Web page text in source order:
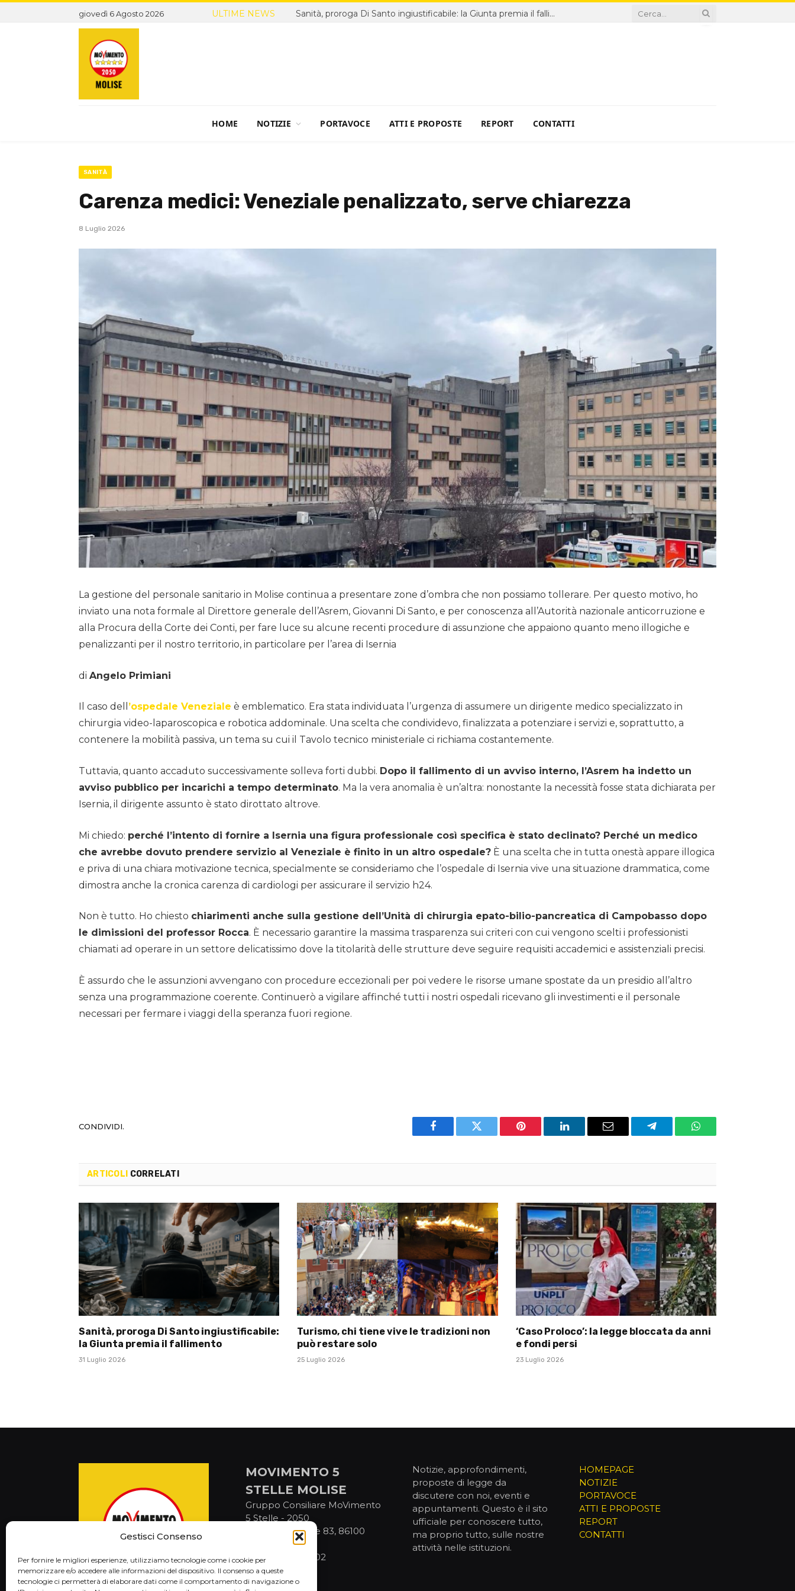
Gestisci Consenso
Per fornire le migliori esperienze, utilizziamo tecnologie come i cookie per
memorizzare e/o accedere alle informazioni del dispositivo. Il consenso a queste
tecnologie ci permetterà di elaborare dati come il comportamento di navigazione o
giovedì 6 Agosto 2026 ULTIME NEWS Sanità, proroga Di Santo ingiustificabile: la Giunta premia il fallimento
HOME NOTIZIE PORTAVOCE ATTI E PROPOSTE REPORT CONTATTI
SANITÀ
Carenza medici: Veneziale penalizzato, serve chiarezza
8 Luglio 2026
La gestione del personale sanitario in Molise continua a presentare zone d’ombra che non possiamo tollerare. Per questo motivo, ho
inviato una nota formale al Direttore generale dell’Asrem, Giovanni Di Santo, e per conoscenza all’Autorità nazionale anticorruzione e
alla Procura della Corte dei Conti, per fare luce su alcune recenti procedure di assunzione che appaiono quanto meno illogiche e
penalizzanti per il nostro territorio, in particolare per l’area di Isernia
di Angelo Primiani
Il caso dell ’ospedale Veneziale è emblematico. Era stata individuata l’urgenza di assumere un dirigente medico specializzato in
chirurgia video-laparoscopica e robotica addominale. Una scelta che condividevo, finalizzata a potenziare i servizi e, soprattutto, a
contenere la mobilità passiva, un tema su cui il Tavolo tecnico ministeriale ci richiama costantemente.
Tuttavia, quanto accaduto successivamente solleva forti dubbi. Dopo il fallimento di un avviso interno, l’Asrem ha indetto un
avviso pubblico per incarichi a tempo determinato. Ma la vera anomalia è un’altra: nonostante la necessità fosse stata dichiarata per
Isernia, il dirigente assunto è stato dirottato altrove.
Mi chiedo: perché l’intento di fornire a Isernia una figura professionale così specifica è stato declinato? Perché un medico
che avrebbe dovuto prendere servizio al Veneziale è finito in un altro ospedale? È una scelta che in tutta onestà appare illogica
e priva di una chiara motivazione tecnica, specialmente se consideriamo che l’ospedale di Isernia vive una situazione drammatica, come
dimostra anche la cronica carenza di cardiologi per assicurare il servizio h24.
Non è tutto. Ho chiesto chiarimenti anche sulla gestione dell’Unità di chirurgia epato-bilio-pancreatica di Campobasso dopo
le dimissioni del professor Rocca. È necessario garantire la massima trasparenza sui criteri con cui vengono scelti i professionisti
chiamati ad operare in un settore delicatissimo dove la titolarità delle strutture deve seguire requisiti accademici e assistenziali precisi.
È assurdo che le assunzioni avvengano con procedure eccezionali per poi vedere le risorse umane spostate da un presidio all’altro
senza una programmazione coerente. Continuerò a vigilare affinché tutti i nostri ospedali ricevano gli investimenti e il personale
necessari per fermare i viaggi della speranza fuori regione.
CONDIVIDI.
Facebook Twitter Pinterest LinkedIn Email Telegram WhatsApp
ARTICOLI CORRELATI
Sanità, proroga Di Santo ingiustificabile:
la Giunta premia il fallimento
31 Luglio 2026
Turismo, chi tiene vive le tradizioni non
può restare solo
25 Luglio 2026
‘Caso Proloco’: la legge bloccata da anni
e fondi persi
23 Luglio 2026
MOVIMENTO 5
STELLE MOLISE
Gruppo Consiliare MoVimento
5 Stelle - 2050
via IV Novembre 83, 86100
Campobasso
C.F. 92076800702
Notizie, approfondimenti,
proposte di legge da
discutere con noi, eventi e
appuntamenti. Questo è il sito
ufficiale per conoscere tutto,
ma proprio tutto, sulle nostre
attività nelle istituzioni.
HOMEPAGE
NOTIZIE
PORTAVOCE
ATTI E PROPOSTE
REPORT
CONTATTI